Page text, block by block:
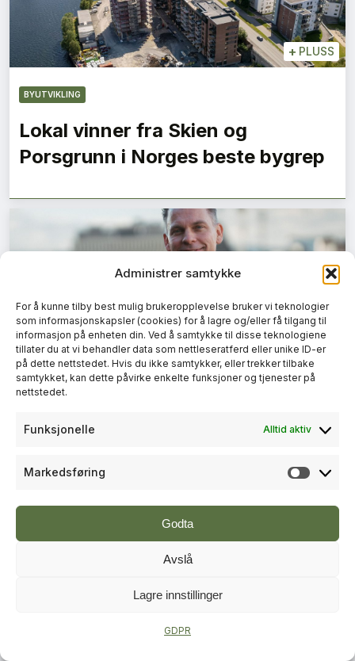
Administrer samtykke
For å kunne tilby best mulig brukeropplevelse bruker vi teknologier
som informasjonskapsler (cookies) for å lagre og/eller få tilgang til
informasjon på enheten din. Ved å samtykke til disse teknologiene
tillater du at vi behandler data som nettleseratferd eller unike ID-er
på dette nettstedet. Hvis du ikke samtykker, eller trekker tilbake
samtykket, kan dette påvirke enkelte funksjoner og tjenester på
nettstedet.
Funksjonelle Alltid aktiv
Markedsføring
Godta
Avslå
Lagre innstillinger
GDPR
+ PLUSS
BYUTVIKLING
Lokal vinner fra Skien og
Porsgrunn i Norges beste bygrep
+ PLUSS
RÅDGIVNING
én milliard kroner i andre kvartal